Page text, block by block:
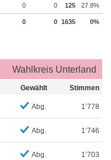
0 0 125 27.8%
0 0 1635 0%
Wahlkreis Unterland
Gewählt Stimmen
Abg. 1’778
Abg. 1’746
Abg. 1’703